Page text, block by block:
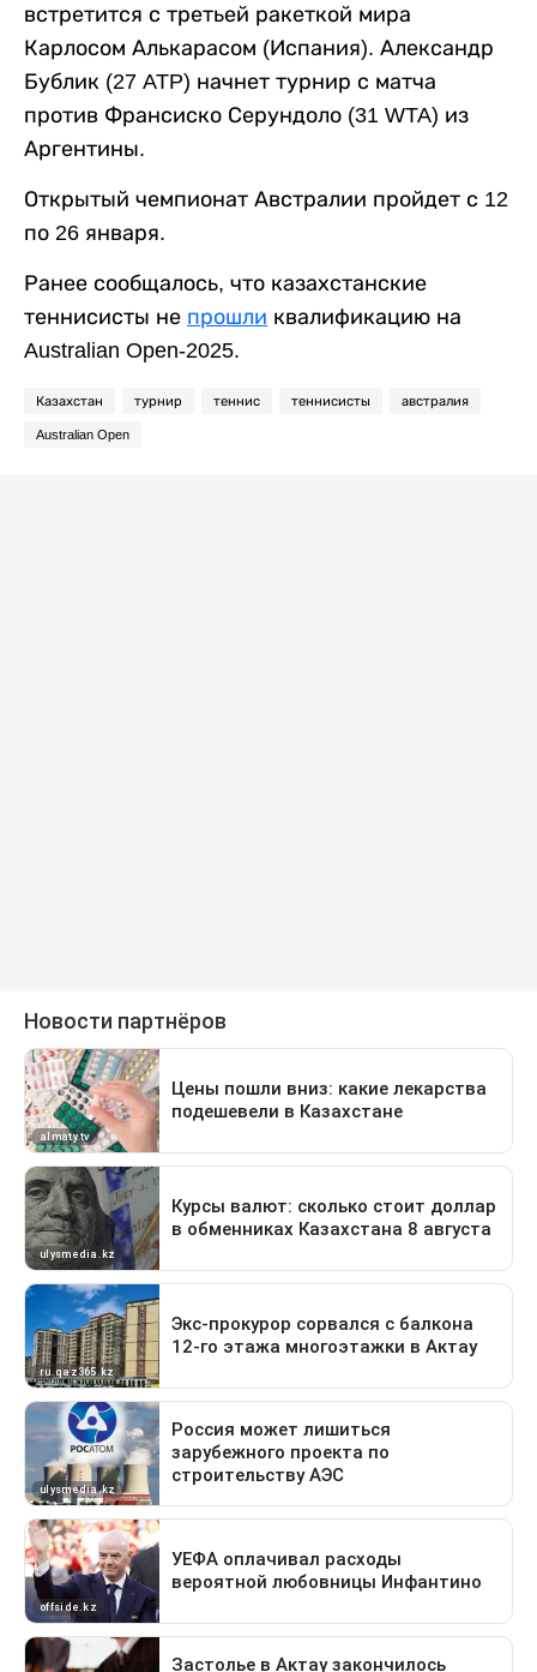
встретится с третьей ракеткой мира
Карлосом Алькарасом (Испания). Александр
Бублик (27 ATP) начнет турнир с матча
против Франсиско Серундоло (31 WTA) из
Аргентины.
Открытый чемпионат Австралии пройдет с 12
по 26 января.
Ранее сообщалось, что казахстанские
теннисисты не прошли квалификацию на
Australian Open-2025.
Казахстан турнир теннис теннисисты австралия
Australian Open